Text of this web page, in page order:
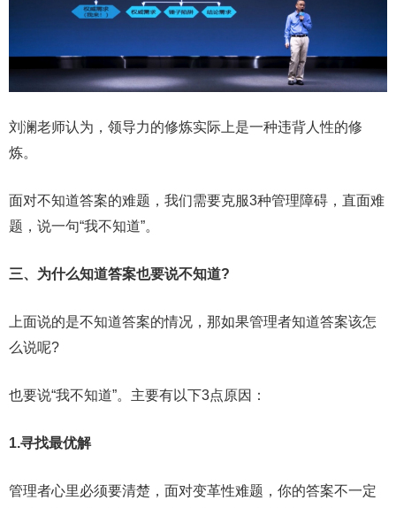
刘澜老师认为，领导力的修炼实际上是一种违背人性的修
炼。
面对不知道答案的难题，我们需要克服3种管理障碍，直面难
题，说一句“我不知道”。
三、为什么知道答案也要说不知道?
上面说的是不知道答案的情况，那如果管理者知道答案该怎
么说呢?
也要说“我不知道”。主要有以下3点原因：
1.寻找最优解
管理者心里必须要清楚，面对变革性难题，你的答案不一定